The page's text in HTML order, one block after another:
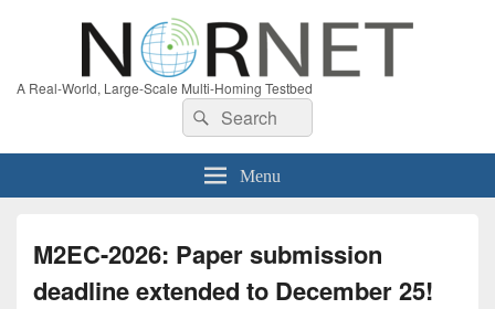
A Real-World, Large-Scale Multi-Homing Testbed
Search
for:
Search
Menu
M2EC-2026: Paper submission
deadline extended to December 25!